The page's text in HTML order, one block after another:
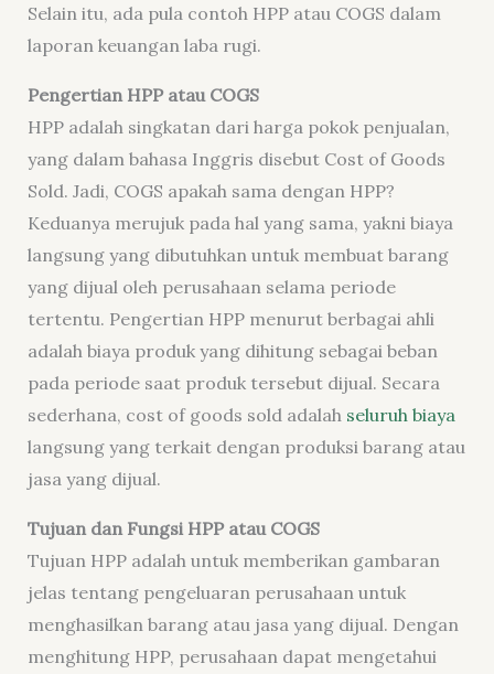
Selain itu, ada pula contoh HPP atau COGS dalam
laporan keuangan laba rugi.
Pengertian HPP atau COGS
HPP adalah singkatan dari harga pokok penjualan,
yang dalam bahasa Inggris disebut Cost of Goods
Sold. Jadi, COGS apakah sama dengan HPP?
Keduanya merujuk pada hal yang sama, yakni biaya
langsung yang dibutuhkan untuk membuat barang
yang dijual oleh perusahaan selama periode
tertentu. Pengertian HPP menurut berbagai ahli
adalah biaya produk yang dihitung sebagai beban
pada periode saat produk tersebut dijual. Secara
sederhana, cost of goods sold adalah seluruh biaya
langsung yang terkait dengan produksi barang atau
jasa yang dijual.
Tujuan dan Fungsi HPP atau COGS
Tujuan HPP adalah untuk memberikan gambaran
jelas tentang pengeluaran perusahaan untuk
menghasilkan barang atau jasa yang dijual. Dengan
menghitung HPP, perusahaan dapat mengetahui